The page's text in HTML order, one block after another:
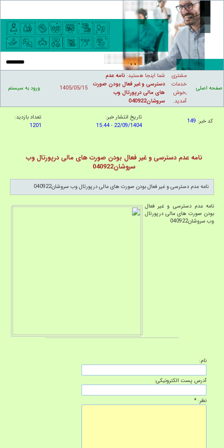
صفحه اصلی
مشتری
خدمات
,خوش
آمدید.
شما اینجا هستید: نامه عدم
دسترسی و غیر فعال بودن صورت
های مالی درپورتال وب
سروشان040922
1405/05/15 ورود به سیستم
کد خبر: 149
تاریخ انتشار خبر:
22/09/1404 - 15:44
تعداد بازدید:
1201
نامه عدم دسترسی و غیر فعال بودن صورت های مالی درپورتال وب
سروشان040922
نامه عدم دسترسی و غیر فعال بودن صورت های مالی درپورتال وب سروشان040922
نامه عدم دسترسی و غیر فعال
بودن صورت های مالی درپورتال
وب سروشان040922
نام:
آدرس پست الکترونیکی:
نظر: *